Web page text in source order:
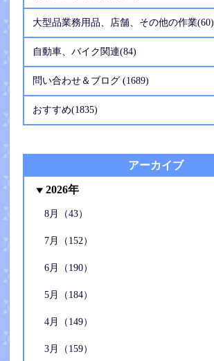
大型品業務用品、店舗、その他の作業(60)
自動車、バイク関連(84)
問い合わせ＆ブログ (1689)
おすすめ(1835)
アーカイブ
2026年
8月（43）
7月（152）
6月（190）
5月（184）
4月（149）
3月（159）